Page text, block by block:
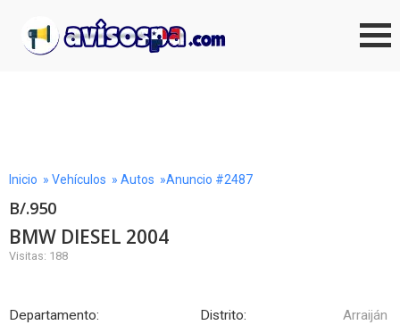
Inicio » Vehículos » Autos »Anuncio #2487
B/.950
BMW DIESEL 2004
Visitas: 188
Departamento:
Distrito:
Arraiján